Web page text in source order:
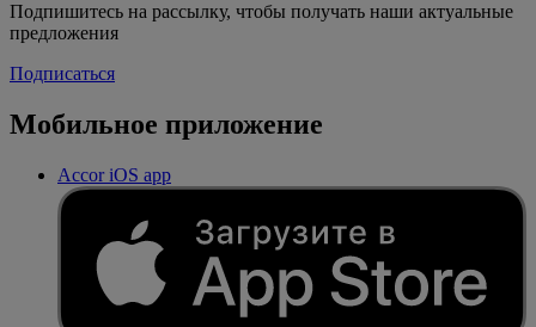
Подпишитесь на рассылку, чтобы получать наши актуальные
предложения
Подписаться
Мобильное приложение
Accor iOS app